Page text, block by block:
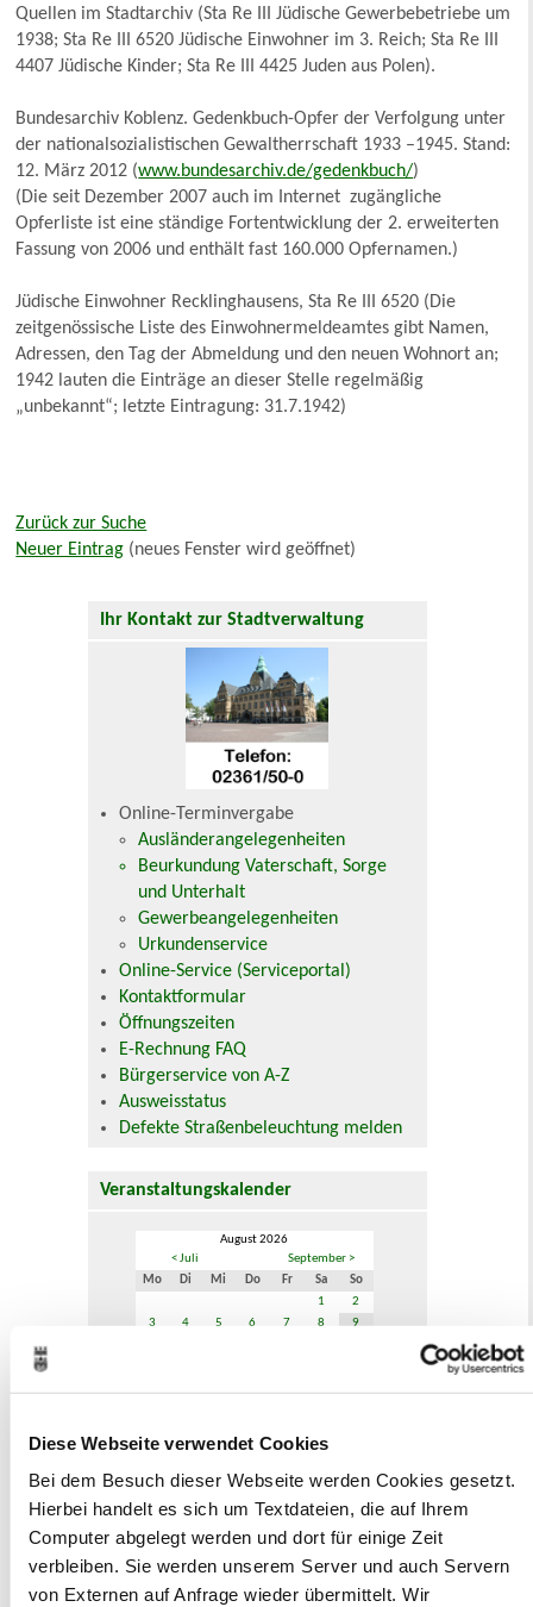
Diese Webseite verwendet Cookies
Bei dem Besuch dieser Webseite werden Cookies gesetzt.
Hierbei handelt es sich um Textdateien, die auf Ihrem
Computer abgelegt werden und dort für einige Zeit
verbleiben. Sie werden unserem Server und auch Servern
von Externen auf Anfrage wieder übermittelt. Wir
Quellen im Stadtarchiv (Sta Re III Jüdische Gewerbebetriebe um
1938; Sta Re III 6520 Jüdische Einwohner im 3. Reich; Sta Re III
4407 Jüdische Kinder; Sta Re III 4425 Juden aus Polen).
Bundesarchiv Koblenz. Gedenkbuch-Opfer der Verfolgung unter
der nationalsozialistischen Gewaltherrschaft 1933 –1945. Stand:
12. März 2012 (www.bundesarchiv.de/gedenkbuch/)
(Die seit Dezember 2007 auch im Internet zugängliche
Opferliste ist eine ständige Fortentwicklung der 2. erweiterten
Fassung von 2006 und enthält fast 160.000 Opfernamen.)
Jüdische Einwohner Recklinghausens, Sta Re III 6520 (Die
zeitgenössische Liste des Einwohnermeldeamtes gibt Namen,
Adressen, den Tag der Abmeldung und den neuen Wohnort an;
1942 lauten die Einträge an dieser Stelle regelmäßig
„unbekannt“; letzte Eintragung: 31.7.1942)
Zurück zur Suche
Neuer Eintrag (neues Fenster wird geöffnet)
Ihr Kontakt zur Stadtverwaltung
Online-Terminvergabe
Ausländerangelegenheiten
Beurkundung Vaterschaft, Sorge
und Unterhalt
Gewerbeangelegenheiten
Urkundenservice
Online-Service (Serviceportal)
Kontaktformular
Öffnungszeiten
E-Rechnung FAQ
Bürgerservice von A-Z
Ausweisstatus
Defekte Straßenbeleuchtung melden
Veranstaltungskalender
August 2026
< Juli
September >
Mo
Di Mi Do Fr Sa
So
1
2
3
4 5 6 7 8
9
Veranstaltungskategorie
Zur Veranstaltungssuche
Museen